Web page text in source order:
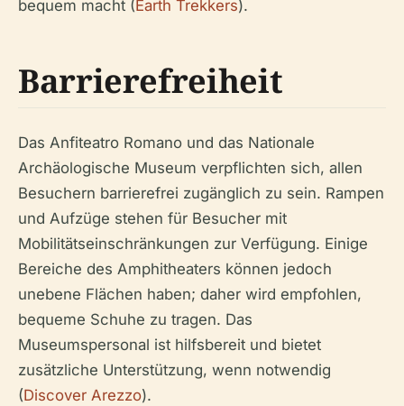
bequem macht (Earth Trekkers).
Barrierefreiheit
Das Anfiteatro Romano und das Nationale
Archäologische Museum verpflichten sich, allen
Besuchern barrierefrei zugänglich zu sein. Rampen
und Aufzüge stehen für Besucher mit
Mobilitätseinschränkungen zur Verfügung. Einige
Bereiche des Amphitheaters können jedoch
unebene Flächen haben; daher wird empfohlen,
bequeme Schuhe zu tragen. Das
Museumspersonal ist hilfsbereit und bietet
zusätzliche Unterstützung, wenn notwendig
(Discover Arezzo).